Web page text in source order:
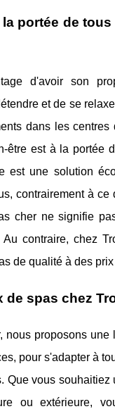
portée de
d'avoir son
et de se
dans les centres
être est à la portée
est une solution
contrairement à ce
cher ne signifie
contraire, chez
de qualité à des
de spas chez
nous proposons une
pour s'adapter à
Que vous souhaitiez
ou extérieure,